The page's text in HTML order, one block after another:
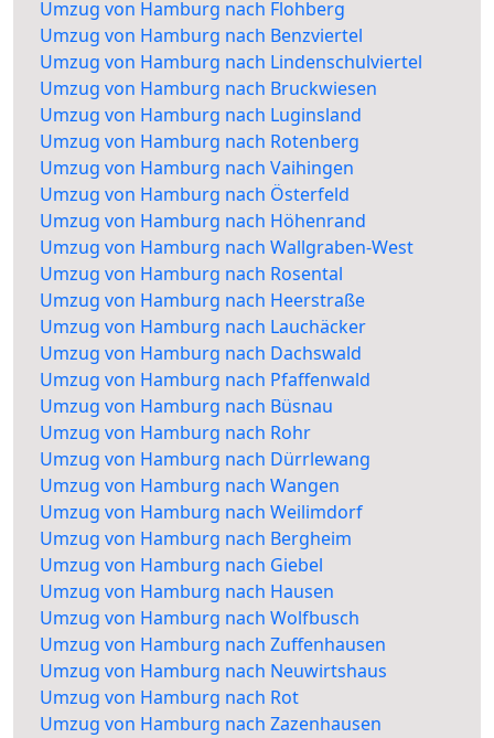
Umzug von Hamburg nach Flohberg
Umzug von Hamburg nach Benzviertel
Umzug von Hamburg nach Lindenschulviertel
Umzug von Hamburg nach Bruckwiesen
Umzug von Hamburg nach Luginsland
Umzug von Hamburg nach Rotenberg
Umzug von Hamburg nach Vaihingen
Umzug von Hamburg nach Österfeld
Umzug von Hamburg nach Höhenrand
Umzug von Hamburg nach Wallgraben-West
Umzug von Hamburg nach Rosental
Umzug von Hamburg nach Heerstraße
Umzug von Hamburg nach Lauchäcker
Umzug von Hamburg nach Dachswald
Umzug von Hamburg nach Pfaffenwald
Umzug von Hamburg nach Büsnau
Umzug von Hamburg nach Rohr
Umzug von Hamburg nach Dürrlewang
Umzug von Hamburg nach Wangen
Umzug von Hamburg nach Weilimdorf
Umzug von Hamburg nach Bergheim
Umzug von Hamburg nach Giebel
Umzug von Hamburg nach Hausen
Umzug von Hamburg nach Wolfbusch
Umzug von Hamburg nach Zuffenhausen
Umzug von Hamburg nach Neuwirtshaus
Umzug von Hamburg nach Rot
Umzug von Hamburg nach Zazenhausen